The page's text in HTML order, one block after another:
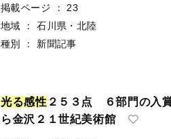
掲載ページ
：
23
地域
：
石川県・北陸
種別
： 新聞記事
光る感性 ２５３点 ６部門の入
ら金沢２１世紀美術館